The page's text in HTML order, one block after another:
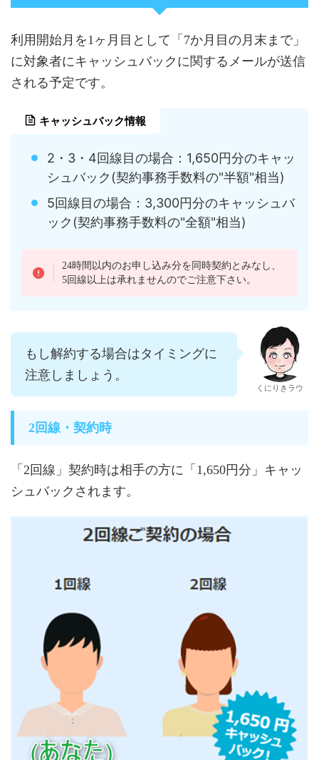
利用開始月を1ヶ月目として「7か月目の月末まで」
に対象者にキャッシュバックに関するメールが送信
される予定です。
キャッシュバック情報
2・3・4回線目の場合：1,650円分のキャッ
シュバック(契約事務手数料の"半額"相当)
5回線目の場合：3,300円分のキャッシュバ
ック(契約事務手数料の"全額"相当)
24時間以内のお申し込み分を同時契約とみなし、
5回線以上は承れませんのでご注意下さい。
もし解約する場合はタイミングに
注意しましょう。
くにりきラウ
2回線・契約時
「2回線」契約時は相手の方に「1,650円分」キャッ
シュバックされます。